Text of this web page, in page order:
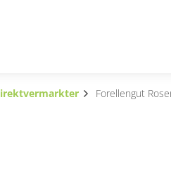
Forellengut